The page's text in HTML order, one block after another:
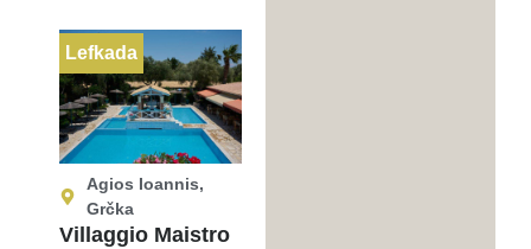
Lefkada
Agios Ioannis,
Grčka
Villaggio Maistro